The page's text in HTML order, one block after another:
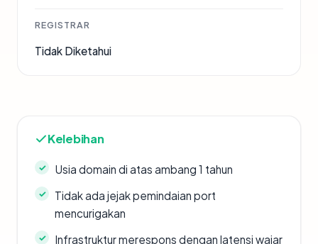
REGISTRAR
Tidak Diketahui
Kelebihan
Usia domain di atas ambang 1 tahun
Tidak ada jejak pemindaian port
mencurigakan
Infrastruktur merespons dengan latensi wajar